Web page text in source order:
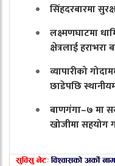
सिंहदरबारमा
लक्ष्मणघाटमा
क्षेत्रलाई
व्यापारीको
छाडेपछि
बाणगंगा–७ मा
खोजीमा सहयोग